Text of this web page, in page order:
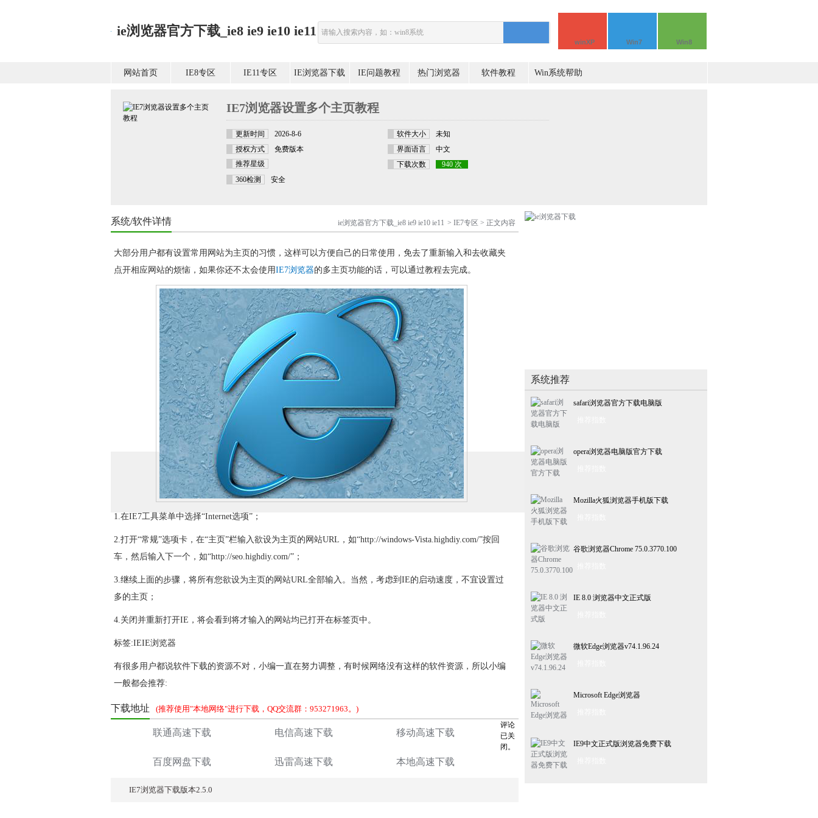
ie浏览器官方下载_ie8 ie9 ie10 ie11
winXP Win7 Win8
网站首页 IE8专区 IE11专区 IE浏览器下载 IE问题教程 热门浏览器 软件教程 Win系统帮助
IE7浏览器设置多个主页教程
更新时间 2026-8-6 软件大小
未知
授权方式
免费版本 界面语言
中文
推荐星级
下载次数
940 次
360检测
安全
系统/软件详情 ie浏览器官方下载_ie8 ie9 ie10 ie11 > IE7专区 > 正文内容
大部分用户都有设置常用网站为主页的习惯，这样可以方便自己的日常使用，免去了重新输入和去收藏夹
点开相应网站的烦恼，如果你还不太会使用IE7浏览器的多主页功能的话，可以通过教程去完成。
1.在IE7工具菜单中选择“Internet选项”；
2.打开“常规”选项卡，在“主页”栏输入欲设为主页的网站URL，如“http://windows-Vista.highdiy.com/”按回
车，然后输入下一个，如“http://seo.highdiy.com/”；
3.继续上面的步骤，将所有您欲设为主页的网站URL全部输入。当然，考虑到IE的启动速度，不宜设置过
多的主页；
4.关闭并重新打开IE，将会看到将才输入的网站均已打开在标签页中。
标签:IEIE浏览器
有很多用户都说软件下载的资源不对，小编一直在努力调整，有时候网络没有这样的软件资源，所以小编
一般都会推荐:
下载地址 (推荐使用"本地网络"进行下载，QQ交流群：953271963。)
联通高速下载 电信高速下载 移动高速下载
百度网盘下载 迅雷高速下载 本地高速下载
IE7浏览器下载版本2.5.0
评论
已关
闭。
系统推荐
safari浏览器官方下载电脑版
opera浏览器电脑版官方下载
Mozilla火狐浏览器手机版下载
谷歌浏览器Chrome 75.0.3770.100
IE 8.0 浏览器中文正式版
微软Edge浏览器v74.1.96.24
Microsoft Edge浏览器
IE9中文正式版浏览器免费下载